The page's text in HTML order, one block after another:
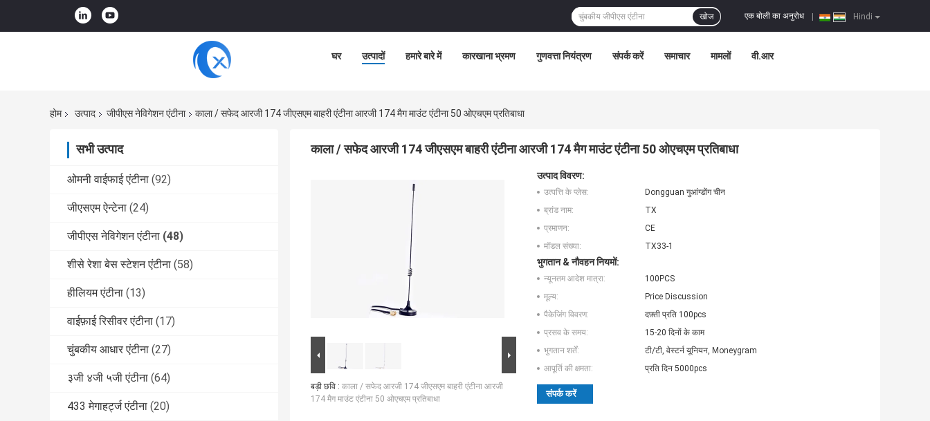
Hindi
एक बोली का अनुरोध
खोज
घर उत्पादों हमारे बारे में कारखाना भ्रमण गुणवत्ता नियंत्रण संपर्क करें समाचार मामलों वी.आर
होम उत्पाद जीपीएस नेविगेशन एंटीना काला / सफेद आरजी 174 जीएसएम बाहरी एंटीना आरजी 174 मैग माउंट एंटीना 50 ओएचएम प्रतिबाधा
सभी उत्पाद
ओमनी वाईफाई एंटीना (92)
जीएसएम ऐन्टेना (24)
जीपीएस नेविगेशन एंटीना (48)
शीसे रेशा बेस स्टेशन एंटीना (58)
हीलियम एंटीना (13)
वाईफ़ाई रिसीवर एंटीना (17)
चुंबकीय आधार एंटीना (27)
३जी ४जी ५जी एंटीना (64)
433 मेगाहर्ट्ज एंटीना (20)
काला / सफेद आरजी 174 जीएसएम बाहरी एंटीना आरजी 174 मैग माउंट एंटीना 50 ओएचएम प्रतिबाधा
बड़ी छवि : काला / सफेद आरजी 174 जीएसएम बाहरी एंटीना आरजी
174 मैग माउंट एंटीना 50 ओएचएम प्रतिबाधा
उत्पाद विवरण:
उत्पत्ति के प्लेस:
Dongguan गुआंग्डोंग चीन
ब्रांड नाम:
TX
प्रमाणन:
CE
मॉडल संख्या:
TX33-1
भुगतान & नौवहन नियमों:
न्यूनतम आदेश मात्रा:
100PCS
मूल्य:
Price Discussion
पैकेजिंग विवरण:
दफ़्ती प्रति 100pcs
प्रसव के समय:
15-20 दिनों के काम
भुगतान शर्तें:
टी/टी, वेस्टर्न यूनियन, Moneygram
आपूर्ति की क्षमता:
प्रति दिन 5000pcs
संपर्क करें